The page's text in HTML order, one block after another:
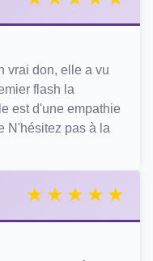
vrai don, elle a vu
flash la
est d'une empathie
N'hésitez pas à la